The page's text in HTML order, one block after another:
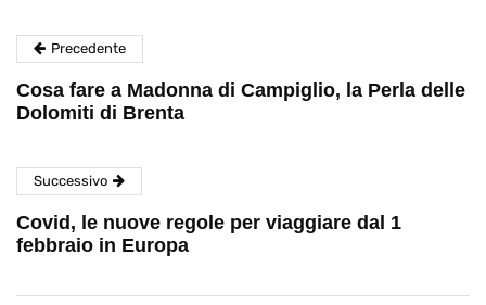
Precedente
Cosa fare a Madonna di Campiglio, la Perla delle
Dolomiti di Brenta
Successivo
Covid, le nuove regole per viaggiare dal 1
febbraio in Europa